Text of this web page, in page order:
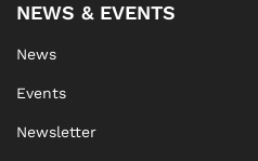
NEWS & EVENTS
News
Events
Newsletter